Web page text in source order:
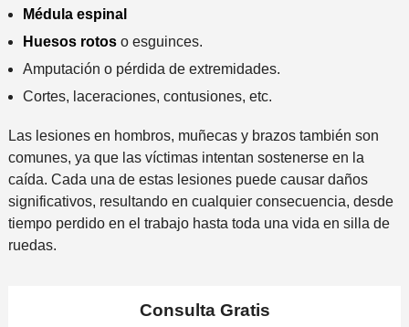
Médula espinal
Huesos rotoso esguinces.
Amputación o pérdida de extremidades.
Cortes, laceraciones, contusiones, etc.
Las lesiones en hombros, muñecas y brazos también son
comunes, ya que las víctimas intentan sostenerse en la
caída. Cada una de estas lesiones puede causar daños
significativos, resultando en cualquier consecuencia, desde
tiempo perdido en el trabajo hasta toda una vida en silla de
ruedas.
Consulta Gratis